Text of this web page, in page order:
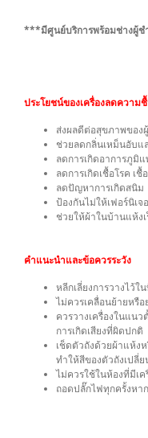
***มีศูนย์บริการพร้อมช่างผู้ช
ประโยชน์ของเครื่องลดความ
ส่งผลดีต่อสุขภาพของ
ช่วยลดกลิ่นเหม็นอับแ
ลดการเกิดอาการภูมิ
ลดการเกิดเชื้อโรค เ
ลดปัญหาการเกิดสนิม
ป้องกันไม่ให้เฟอร์นิเจ
ช่วยให้ผ้าในบ้านแห้ง
คำแนะนำและข้อควรระวัง
หลีกเลี่ยงการวางไว้
ไม่ควรเคลื่อนย้ายหรื
ควรวางเครื่องในแน
การเกิดเสียงที่ผิดปกติ
เช็ดตัวถังด้วยผ้าแห้ง
ทำให้สีของตัวถังเปลี่
ไม่ควรใช้ในห้องที่มีเ
ถอดปลั๊กไฟทุกครั้งหา